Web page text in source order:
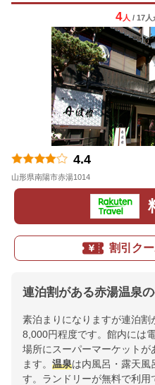
4人 / 17人
4.4
山形県南陽市赤湯1014
割引ク
連泊割がある赤湯温泉
素泊まりになりますが連泊割
8,000円程度です。館内には
場所にスーパーマーケットが
ます。 温泉は内風呂・露天風
す。ランドリーが無料で利用